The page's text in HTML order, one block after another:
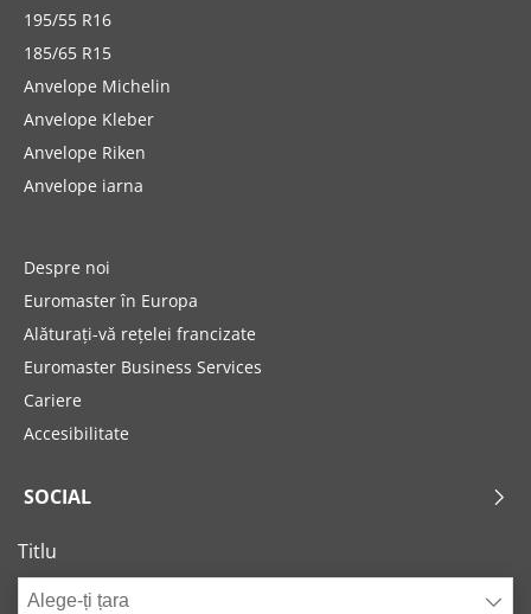
195/55 R16
185/65 R15
Anvelope Michelin
Anvelope Kleber
Anvelope Riken
Anvelope iarna
Despre noi
Euromaster în Europa
Alăturați-vă rețelei francizate
Euromaster Business Services
Cariere
Accesibilitate
SOCIAL
Titlu
Alege-ți țara